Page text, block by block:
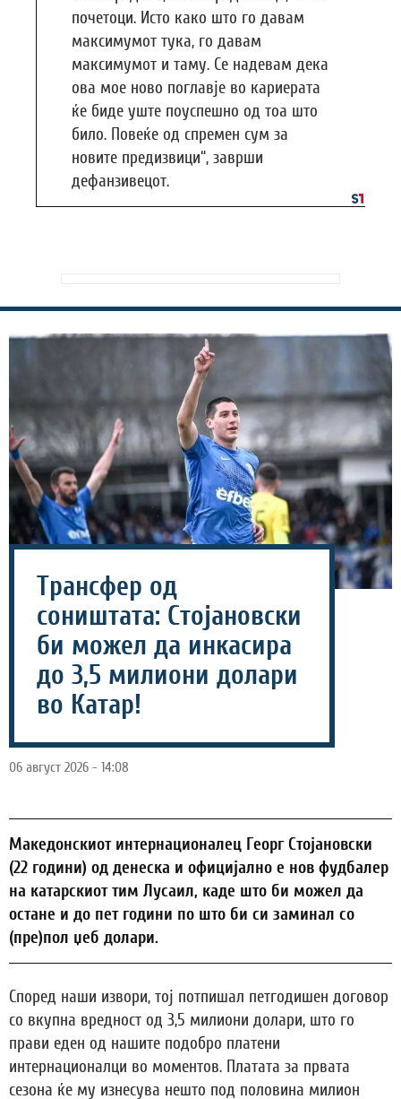
почетоци. Исто како што го давам
максимумот тука, го давам
максимумот и таму. Се надевам дека
ова мое ново поглавје во кариерата
ќе биде уште поуспешно од тоа што
било. Повеќе од спремен сум за
новите предизвици“, заврши
дефанзивецот.
Трансфер од
соништата: Стојановски
би можел да инкасира
до 3,5 милиони долари
во Катар!
06 август 2026 - 14:08
Македонскиот интернационалец Георг Стојановски
(22 години) од денеска и официјално е нов фудбалер
на катарскиот тим Лусаил, каде што би можел да
остане и до пет години по што би си заминал со
(пре)пол џеб долари.
Според наши извори, тој потпишал петгодишен договор
со вкупна вредност од 3,5 милиони долари, што го
прави еден од нашите подобро платени
интернационалци во моментов. Платата за првата
сезона ќе му изнесува нешто под половина милион